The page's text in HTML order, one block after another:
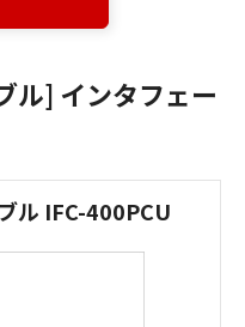
ル] インタフェー
ル IFC-400PCU